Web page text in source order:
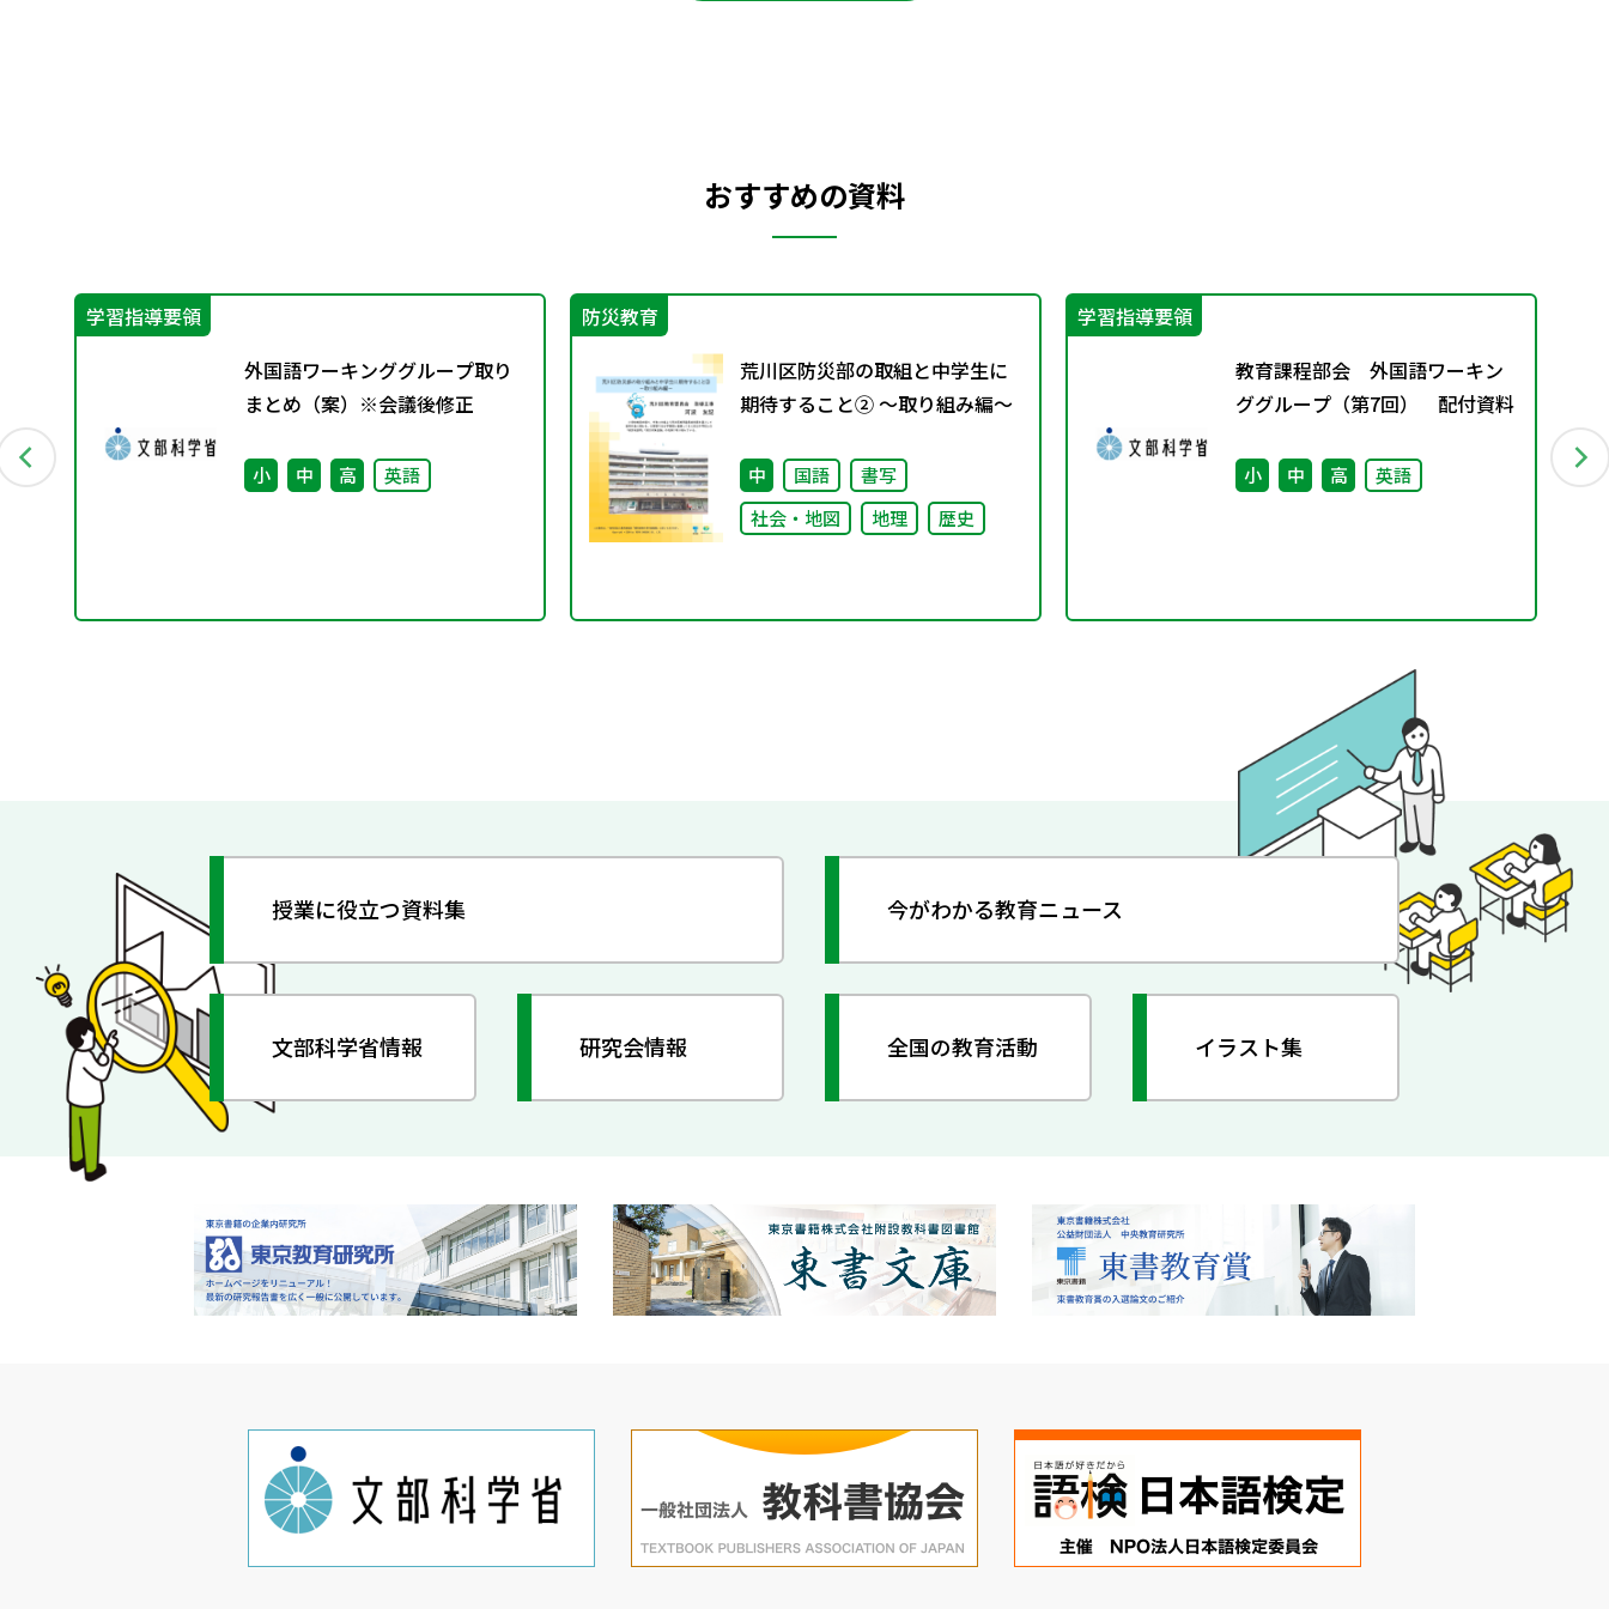
おすすめの資料
学習指導要領
外国語ワーキンググループ取り
まとめ（案）※会議後修正
小 中 高 英語
防災教育
荒川区防災部の取組と中学生に
期待すること② ～取り組み編～
中 国語
書写
社会・地図
地理 歴史
学習指導要領
教育課程部会 外国語ワーキン
ググループ（第7回） 配付資料
小 中 高 英語
授業に役立つ資料集 今がわかる教育ニュース
文部科学省情報 研究会情報 全国の教育活動 イラスト集